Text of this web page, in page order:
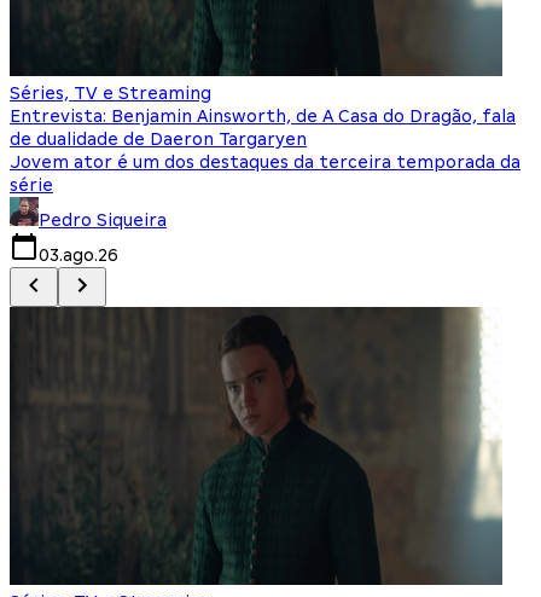
Séries, TV e Streaming
Entrevista: Benjamin Ainsworth, de A Casa do Dragão, fala
de dualidade de Daeron Targaryen
Jovem ator é um dos destaques da terceira temporada da
série
Pedro Siqueira
03.ago.26